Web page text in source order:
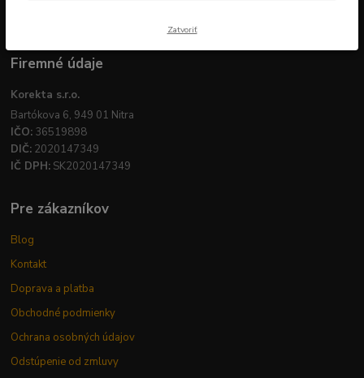
Firemné údaje a informácie
Firemné údaje
Korekta s.r.o.
Bartókova 6, 949 01 Nitra
IČO: 36519898
DIČ: 2020147349
IČ DPH: SK2020147349
Pre zákazníkov
Blog
Kontakt
Doprava a platba
Obchodné podmienky
Ochrana osobných údajov
Odstúpenie od zmluvy
Zatvoriť